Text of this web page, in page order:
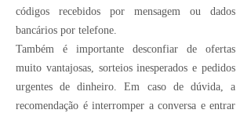
códigos recebidos por mensagem ou dados
bancários por telefone.
Também é importante desconfiar de ofertas
muito vantajosas, sorteios inesperados e pedidos
urgentes de dinheiro. Em caso de dúvida, a
recomendação é interromper a conversa e entrar